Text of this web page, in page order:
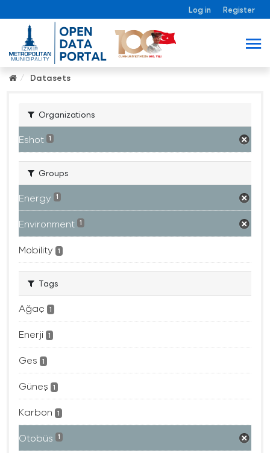
Log in Register
Datasets
Organizations
Eshot 1
Groups
Energy 1
Environment 1
Mobility 1
Tags
Ağaç 1
Enerji 1
Ges 1
Güneş 1
Karbon 1
Otobüs 1